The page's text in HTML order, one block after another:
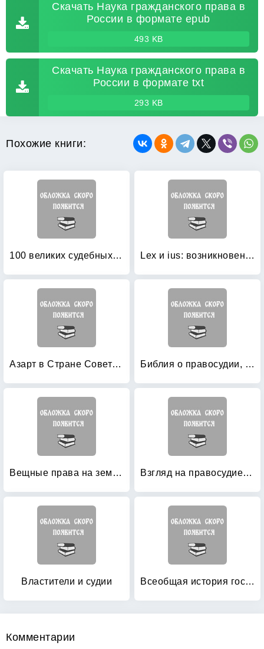
Скачать Наука гражданского права в
России в формате epub
493 KB
Скачать Наука гражданского права в
России в формате txt
293 KB
Похожие книги:
100 великих судебных процессов Lex и ius: возникновение и развитие римского права в VII-III вв: до н. э
Азарт в Стране Советов: В 3-х томах. Том 1: Азартные игры Библия о правосудии, праве и морали
Вещные права на землю в избранных фрагментах из Дигест Юстиниана Взгляд на правосудие изнутри: Прокурорские хроники
Властители и судии Всеобщая история государства и права
Комментарии